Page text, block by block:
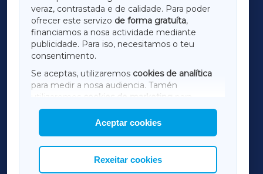
veraz, contrastada e de calidade. Para poder
ofrecer este servizo de forma gratuíta,
financiamos a nosa actividade mediante
publicidade. Para iso, necesitamos o teu
consentimento.
Se aceptas, utilizaremos cookies de analítica
para medir a nosa audiencia. Tamén
utilizaremos
cookies de marketing
mostrar publicidade de terceiros.
Así mesmo, podes personalizar a elección das
cookies que desexas permitir.
Aceptar cookies
Rexeitar cookies
LUGOXA
TERRACHAXA
AMARIÑAXA
RIBEIRASACRAXA
ACORUÑAXA